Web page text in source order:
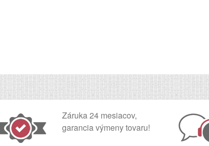
Záruka 24 mesiacov,
garancia výmeny tovaru!